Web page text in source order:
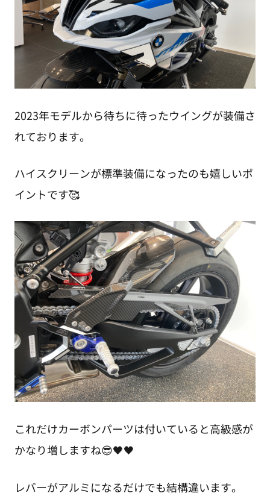
2023年モデルから待ちに待ったウイングが装備さ
れております。
ハイスクリーンが標準装備になったのも嬉しいポ
イントです🥰
これだけカーボンパーツは付いていると高級感が
かなり増しますね😎🖤🖤
レバーがアルミになるだけでも結構違います。